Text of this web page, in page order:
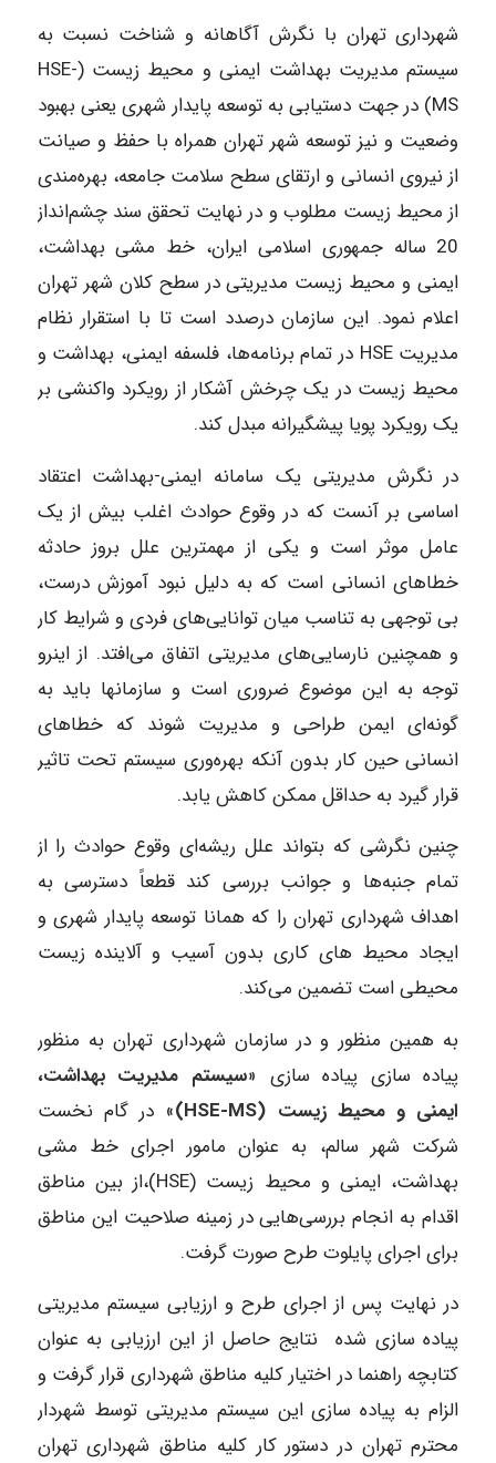
شهرداری تهران با نگرش آگاهانه و شناخت نسبت به
سیستم مدیریت بهداشت ایمنی و محیط زیست (HSE-
MS) در جهت دستیابی به توسعه پایدار شهری یعنی بهبود
وضعیت و نیز توسعه شهر تهران همراه با حفظ و صیانت
از نیروی انسانی و ارتقای سطح سلامت جامعه، بهره‌مندی
از محیط زیست مطلوب و در نهایت تحقق سند چشم‌انداز
20 ساله جمهوری اسلامی ایران، خط مشی بهداشت،
ایمنی و محیط زیست مدیریتی در سطح کلان شهر تهران
اعلام نمود. این سازمان درصدد است تا با استقرار نظام
مدیریت HSE در تمام برنامه‌ها، فلسفه‌ ایمنی، بهداشت و
محیط زیست در یک چرخش آشکار از رویکرد واکنشی بر
یک رویکرد پویا پیشگیرانه مبدل کند.
در نگرش مدیریتی یک سامانه ایمنی-بهداشت اعتقاد
اساسی بر آنست که در وقوع حوادث اغلب بیش از یک
عامل موثر است و یکی از مهمترین علل بروز حادثه
خطاهای انسانی است که به دلیل نبود آموزش درست،
بی توجهی به تناسب میان توانایی‌های فردی و شرایط کار
و همچنین نارسایی‌های مدیریتی اتفاق می‌افتد. از اینرو
توجه به این موضوع ضروری است و سازمانها باید به
گونه‌ای ایمن طراحی و مدیریت شوند که خطاهای
انسانی حین کار بدون آنکه بهره‌وری سیستم تحت تاثیر
قرار گیرد به حداقل ممکن کاهش یابد.
چنین نگرشی که بتواند علل ریشه‌ای وقوع حوادث را از
تمام جنبه‌ها و جوانب بررسی کند قطعاً دسترسی به
اهداف شهرداری تهران را که همانا توسعه پایدار شهری و
ایجاد محیط های کاری بدون آسیب و آلاینده زیست
محیطی است تضمین می‌کند.
به همین منظور و در سازمان شهرداری تهران به منظور
پیاده سازی پیاده سازی «سیستم مدیریت بهداشت،
ایمنی و محیط زیست (HSE-MS)
» در گام نخست
شرکت شهر سالم، به عنوان مامور اجرای خط مشی
بهداشت، ایمنی و محیط زیست (HSE)،از بین مناطق
اقدام به انجام بررسی‌هایی در زمینه صلاحیت این مناطق
برای اجرای پایلوت طرح صورت گرفت.
در نهایت پس از اجرای طرح و ارزیابی سیستم مدیریتی
پیاده سازی شده نتایج حاصل از این ارزیابی به عنوان
کتابچه راهنما در اختیار کلیه مناطق شهرداری قرار گرفت و
الزام به پیاده سازی این سیستم مدیریتی توسط شهردار
محترم تهران در دستور کار کلیه مناطق شهرداری تهران